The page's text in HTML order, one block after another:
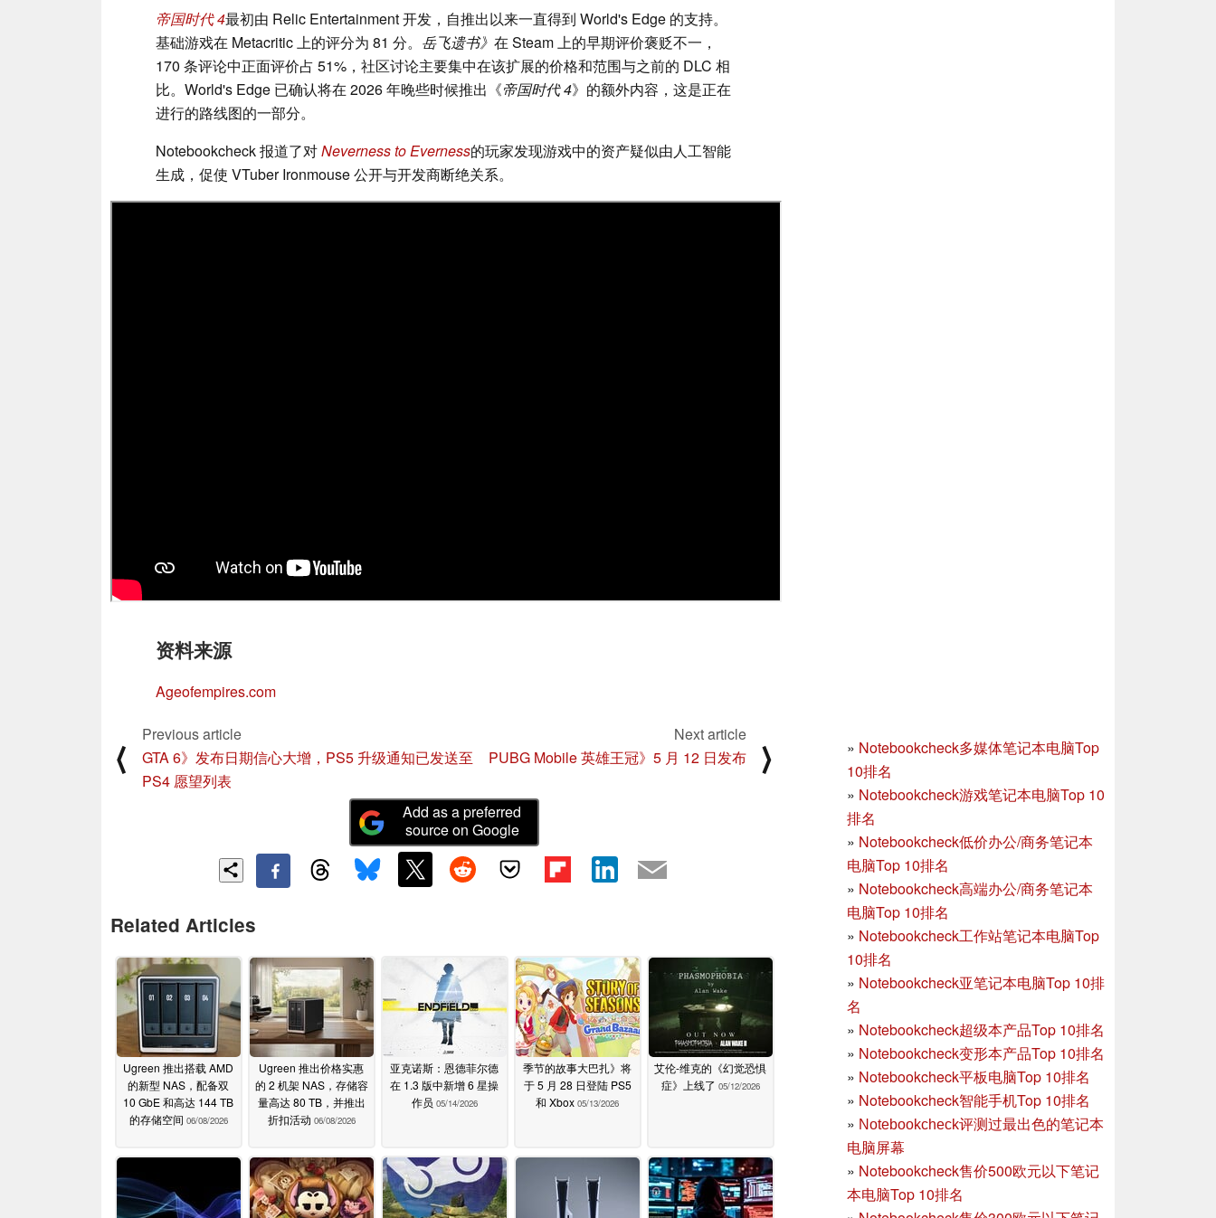
帝国时代 4最初由 Relic Entertainment 开发，自推出以来一直得到 World's Edge 的支持。
基础游戏在 Metacritic 上的评分为 81 分。 岳飞遗书》 在 Steam 上的早期评价褒贬不一，
170 条评论中正面评价占 51%，社区讨论主要集中在该扩展的价格和范围与之前的 DLC 相
比。World's Edge 已确认将在 2026 年晚些时候推出《帝国时代 4》的额外内容，这是正在
进行的路线图的一部分。
Notebookcheck 报道了对Neverness to Everness的玩家发现游戏中的资产疑似由人工智能
生成，促使 VTuber Ironmouse 公开与开发商断绝关系。
资料来源
Ageofempires.com
» Notebookcheck多媒体笔记本电脑Top
10排名
» Notebookcheck游戏笔记本电脑Top 10
排名
» Notebookcheck低价办公/商务笔记本
电脑Top 10排名
» Notebookcheck高端办公/商务笔记本
电脑Top 10排名
» Notebookcheck工作站笔记本电脑Top
10排名
» Notebookcheck亚笔记本电脑Top 10排
名
» Notebookcheck超级本产品Top 10排名
» Notebookcheck变形本产品Top 10排名
» Notebookcheck平板电脑Top 10排名
» Notebookcheck智能手机Top 10排名
» Notebookcheck评测过最出色的笔记本
电脑屏幕
» Notebookcheck售价500欧元以下笔记
本电脑Top 10排名
⟨
Previous article
GTA 6》发布日期信心大增，PS5 升级通知已发送至
PS4 愿望列表
Next article
PUBG Mobile 英雄王冠》5 月 12 日发布
⟩
Add as a preferred
source on Google
Related Articles
Ugreen 推出搭载 AMD
的新型 NAS，配备双
10 GbE 和高达 144 TB
的存储空间 06/08/2026
Ugreen 推出价格实惠
的 2 机架 NAS，存储容
量高达 80 TB，并推出
折扣活动 06/08/2026
亚克诺斯：恩德菲尔德
在 1.3 版中新增 6 星操
作员 05/14/2026
季节的故事大巴扎》将
于 5 月 28 日登陆 PS5
和 Xbox 05/13/2026
艾伦-维克的《幻觉恐惧
症》上线了 05/12/2026